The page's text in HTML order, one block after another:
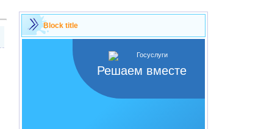
Block title
Решаем вместе